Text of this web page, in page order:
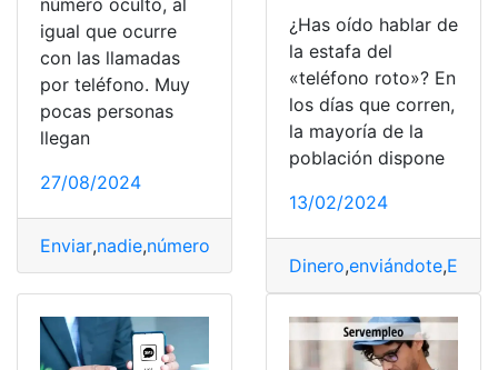
número oculto, al
igual que ocurre
con las llamadas
por teléfono. Muy
pocas personas
llegan
27/08/2024
Enviar,nadie,número oculto,SMS
¿Has oído hablar de
la estafa del
«teléfono roto»? En
los días que corren,
la mayoría de la
población dispone
13/02/2024
Dinero,enviándote,